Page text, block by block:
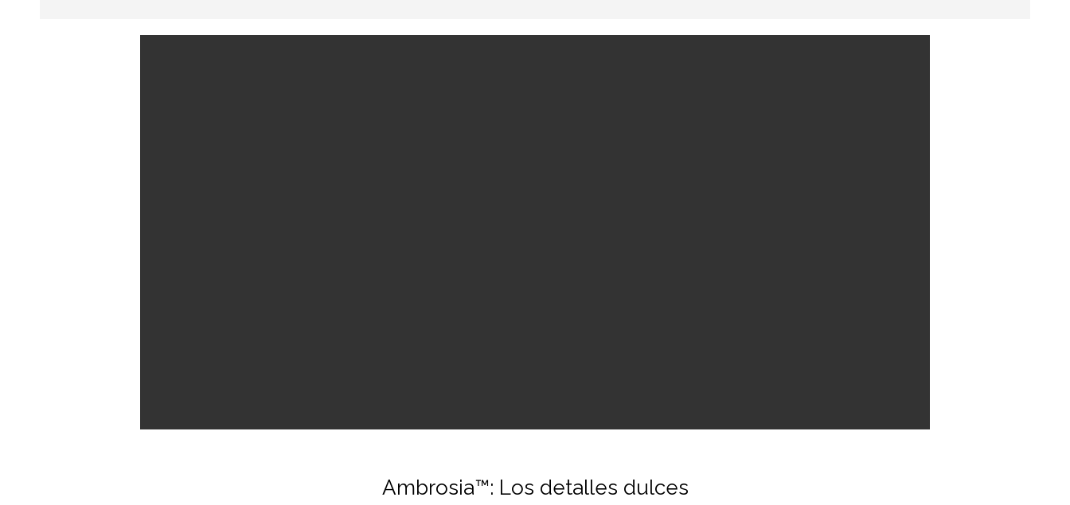
Ambrosia™: Los detalles dulces